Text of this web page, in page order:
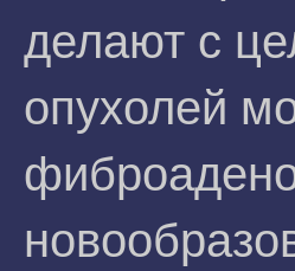
делают с
опухолей